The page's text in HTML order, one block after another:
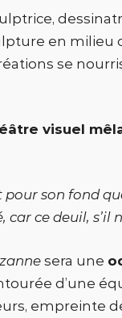
en
se
visuel
pour son fond
ce deuil,
sera une
d’une
empreinte